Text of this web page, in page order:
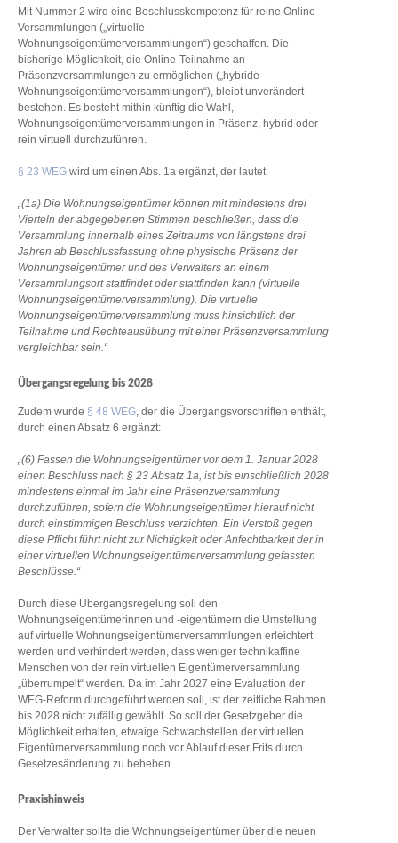
Mit Nummer 2 wird eine Beschlusskompetenz für reine Online-
Versammlungen („virtuelle
Wohnungseigentümerversammlungen“) geschaffen. Die
bisherige Möglichkeit, die Online-Teilnahme an
Präsenzversammlungen zu ermöglichen („hybride
Wohnungseigentümerversammlungen“), bleibt unverändert
bestehen. Es besteht mithin künftig die Wahl,
Wohnungseigentümerversammlungen in Präsenz, hybrid oder
rein virtuell durchzuführen.
§ 23 WEG wird um einen Abs. 1a ergänzt, der lautet:
„(1a) Die Wohnungseigentümer können mit mindestens drei
Vierteln der abgegebenen Stimmen beschließen, dass die
Versammlung innerhalb eines Zeitraums von längstens drei
Jahren ab Beschlussfassung ohne physische Präsenz der
Wohnungseigentümer und des Verwalters an einem
Versammlungsort stattfindet oder stattfinden kann (virtuelle
Wohnungseigentümerversammlung). Die virtuelle
Wohnungseigentümerversammlung muss hinsichtlich der
Teilnahme und Rechteausübung mit einer Präsenzversammlung
vergleichbar sein.“
Übergangsregelung bis 2028
Zudem wurde § 48 WEG, der die Übergangsvorschriften enthält,
durch einen Absatz 6 ergänzt:
„(6) Fassen die Wohnungseigentümer vor dem 1. Januar 2028
einen Beschluss nach § 23 Absatz 1a, ist bis einschließlich 2028
mindestens einmal im Jahr eine Präsenzversammlung
durchzuführen, sofern die Wohnungseigentümer hierauf nicht
durch einstimmigen Beschluss verzichten. Ein Verstoß gegen
diese Pflicht führt nicht zur Nichtigkeit oder Anfechtbarkeit der in
einer virtuellen Wohnungseigentümerversammlung gefassten
Beschlüsse.“
Durch diese Übergangsregelung soll den
Wohnungseigentümerinnen und -eigentümern die Umstellung
auf virtuelle Wohnungseigentümerversammlungen erleichtert
werden und verhindert werden, dass weniger technikaffine
Menschen von der rein virtuellen Eigentümerversammlung
„überrumpelt“ werden. Da im Jahr 2027 eine Evaluation der
WEG-Reform durchgeführt werden soll, ist der zeitliche Rahmen
bis 2028 nicht zufällig gewählt. So soll der Gesetzgeber die
Möglichkeit erhalten, etwaige Schwachstellen der virtuellen
Eigentümerversammlung noch vor Ablauf dieser Frits durch
Gesetzesänderung zu beheben.
Praxishinweis
Der Verwalter sollte die Wohnungseigentümer über die neuen